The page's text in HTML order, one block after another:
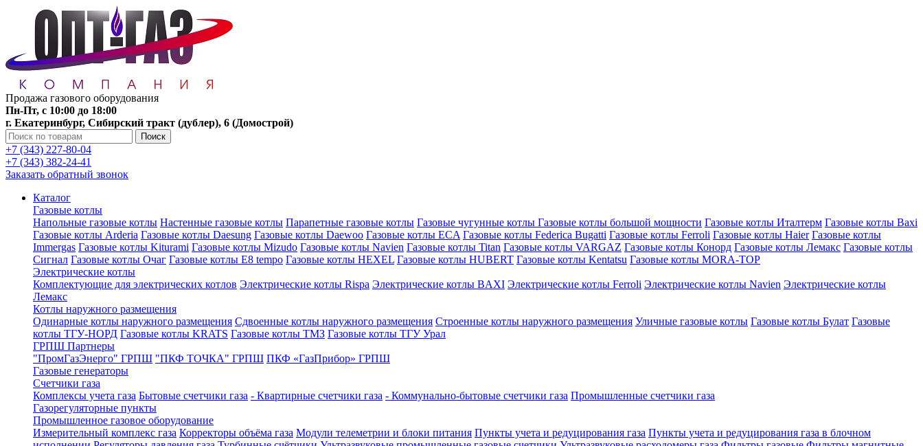
Продажа газового оборудования
Пн-Пт, с 10:00 до 18:00
г. Екатеринбург, Сибирский тракт (дублер), 6 (Домострой)
Поиск
+7 (343) 227-80-04
+7 (343) 382-24-41
Заказать обратный звонок
Каталог
Газовые котлы
Напольные газовые котлы Настенные газовые котлы Парапетные газовые котлы Газовые чугунные котлы Газовые котлы большой мощности Газовые котлы Италтерм Газовые котлы Baxi
Газовые котлы Arderia Газовые котлы Daesung Газовые котлы Daewoo Газовые котлы ECA Газовые котлы Federica Bugatti Газовые котлы Ferroli Газовые котлы Haier Газовые котлы
Immergas Газовые котлы Kiturami Газовые котлы Mizudo Газовые котлы Navien Газовые котлы Titan Газовые котлы VARGAZ Газовые котлы Конорд Газовые котлы Лемакс Газовые котлы
Сигнал Газовые котлы Очаг Газовые котлы E8 tempo Газовые котлы HEXEL Газовые котлы HUBERT Газовые котлы Kentatsu Газовые котлы MORA-TOP
Электрические котлы
Комплектующие для электрических котлов Электрические котлы Rispa Электрические котлы BAXI Электрические котлы Ferroli Электрические котлы Navien Электрические котлы
Лемакс
Котлы наружного размещения
Одинарные котлы наружного размещения Сдвоенные котлы наружного размещения Строенные котлы наружного размещения Уличные газовые котлы Газовые котлы Булат Газовые
котлы ТГУ-НОРД Газовые котлы KRATS Газовые котлы ТМЗ Газовые котлы ТГУ Урал
ГРПШ Партнеры
"ПромГазЭнерго" ГРПШ "ПКФ ТОЧКА" ГРПШ ПКФ «ГазПрибор» ГРПШ
Газовые генераторы
Счетчики газа
Комплексы учета газа Бытовые счетчики газа - Квартирные счетчики газа - Коммунально-бытовые счетчики газа Промышленные счетчики газа
Газорегуляторные пункты
Промышленное газовое оборудование
Измерительный комплекс газа Корректоры объёма газа Модули телеметрии и блоки питания Пункты учета и редуцирования газа Пункты учета и редуцирования газа в блочном